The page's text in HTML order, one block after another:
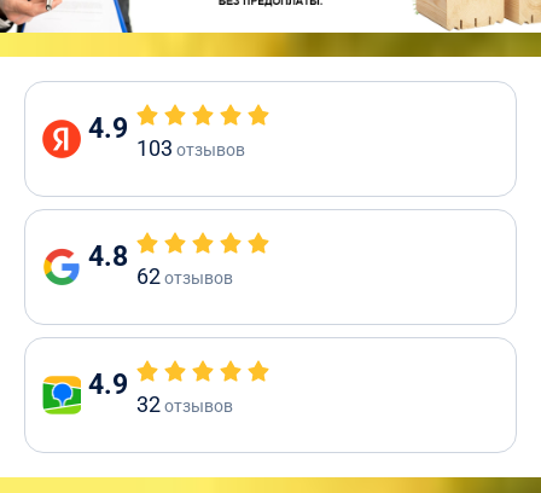
4.9
103 отзывов
4.8
62отзывов
4.9
32отзывов